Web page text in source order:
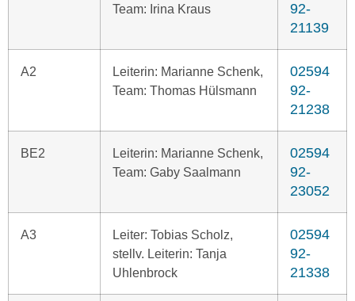
Team: Irina Kraus
92-
21139
A2
Leiterin: Marianne Schenk,
Team: Thomas Hülsmann
02594
92-
21238
BE2
Leiterin: Marianne Schenk,
Team: Gaby Saalmann
02594
92-
23052
A3
Leiter: Tobias Scholz,
stellv. Leiterin: Tanja
Uhlenbrock
02594
92-
21338